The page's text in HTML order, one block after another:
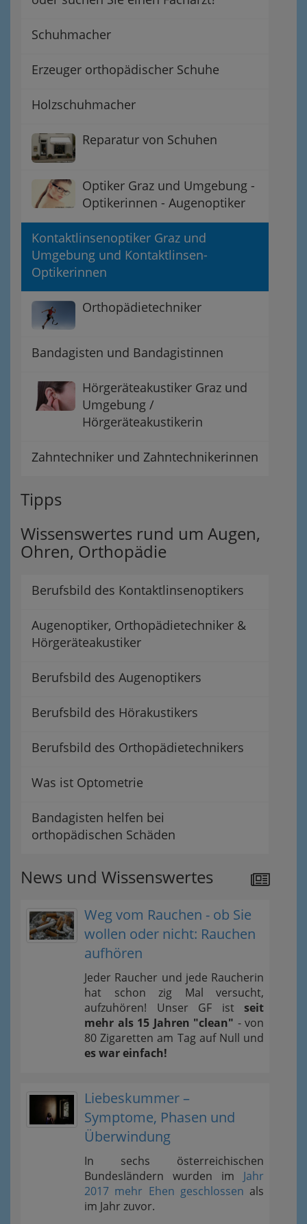
Schuhmacher
Erzeuger orthopädischer Schuhe
Holzschuhmacher
Reparatur von Schuhen
Optiker Graz und Umgebung -
Optikerinnen - Augenoptiker
Kontaktlinsenoptiker Graz und
Umgebung und Kontaktlinsen-
Optikerinnen
Orthopädietechniker
Bandagisten und Bandagistinnen
Hörgeräteakustiker Graz und
Umgebung /
Hörgeräteakustikerin
Zahntechniker und Zahntechnikerinnen
Tipps
Wissenswertes rund um Augen,
Ohren, Orthopädie
Berufsbild des Kontaktlinsenoptikers
Augenoptiker, Orthopädietechniker &
Hörgeräteakustiker
Berufsbild des Augenoptikers
Berufsbild des Hörakustikers
Berufsbild des Orthopädietechnikers
Was ist Optometrie
Bandagisten helfen bei
orthopädischen Schäden
News und Wissenswertes
Weg vom Rauchen - ob Sie
wollen oder nicht: Rauchen
aufhören
Jeder Raucher und jede Raucherin
hat schon zig Mal versucht,
aufzuhören! Unser GF ist seit
mehr als 15 Jahren "clean" - von
80 Zigaretten am Tag auf Null und
es war einfach!
Liebeskummer –
Symptome, Phasen und
Überwindung
In sechs österreichischen
Bundesländern wurden im Jahr
2017 mehr Ehen geschlossen als
im Jahr zuvor.